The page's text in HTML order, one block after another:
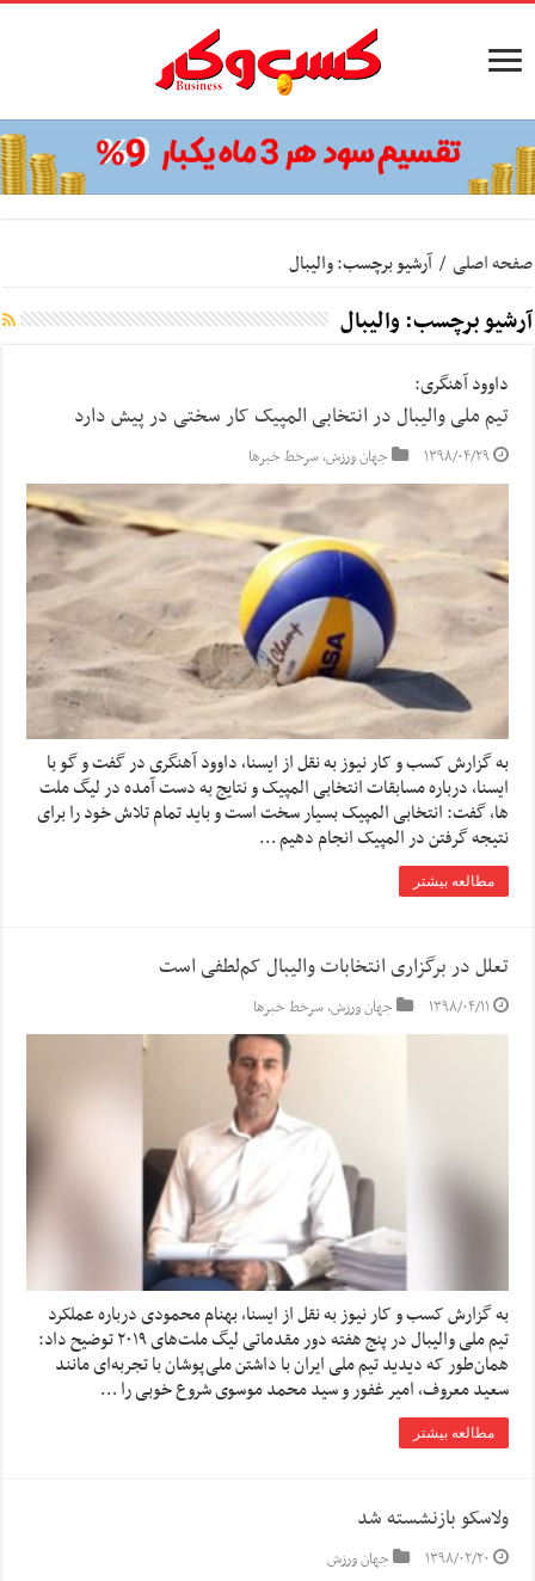
صفحه اصلی / آرشیو برچسب: واليبال
آرشیو برچسب:واليبال
داوود آهنگری:
تیم ملی والیبال در انتخابی المپیک کار سختی در پیش دارد
۱۳۹۸/۰۴/۲۹ جهان ورزش,سرخط خبرها
به گزارش کسب و کار نیوز به نقل از ایسنا, داوود آهنگری در گفت و گو با
ایسنا، درباره مسابقات انتخابی المپیک و نتایج به دست آمده در لیگ ملت
ها، گفت: انتخابی المپیک بسیار سخت است و باید تمام تلاش خود را برای
نتیجه گرفتن در المپیک انجام دهیم …
مطالعه بیشتر
تعلل در برگزاری انتخابات والیبال کم‌لطفی است
۱۳۹۸/۰۴/۱۱ جهان ورزش,سرخط خبرها
به گزارش کسب و کار نیوز به نقل از ایسنا, بهنام محمودی درباره عملکرد
تیم ملی والیبال در پنج هفته دور مقدماتی لیگ ملت‌های ۲۰۱۹ توضیح داد:
همان‌طور که دیدید تیم ملی ایران با داشتن ملی‌پوشان با تجربه‌ای مانند
سعید معروف، امیر غفور و سید محمد موسوی شروع خوبی را …
مطالعه بیشتر
ولاسکو بازنشسته شد
۱۳۹۸/۰۲/۲۰ جهان ورزش